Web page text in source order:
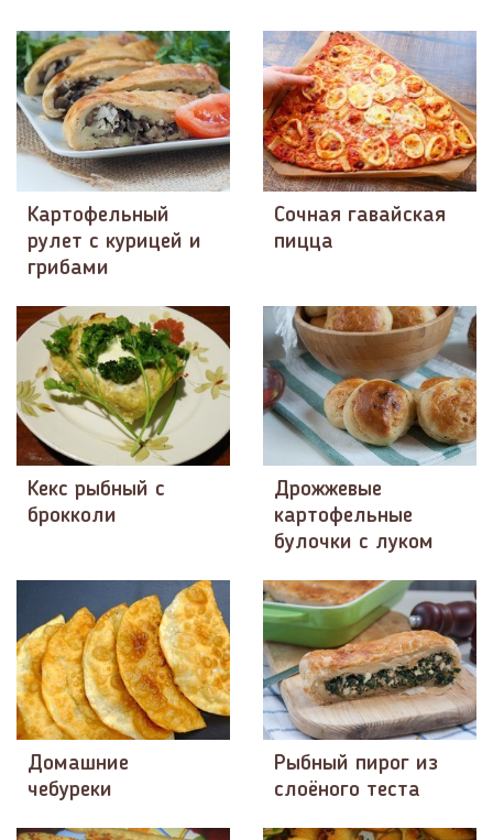
Картофельный
рулет с курицей и
грибами
Сочная гавайская
пицца
Кекс рыбный с
брокколи
Дрожжевые
картофельные
булочки с луком
Домашние
чебуреки
Рыбный пирог из
слоёного теста